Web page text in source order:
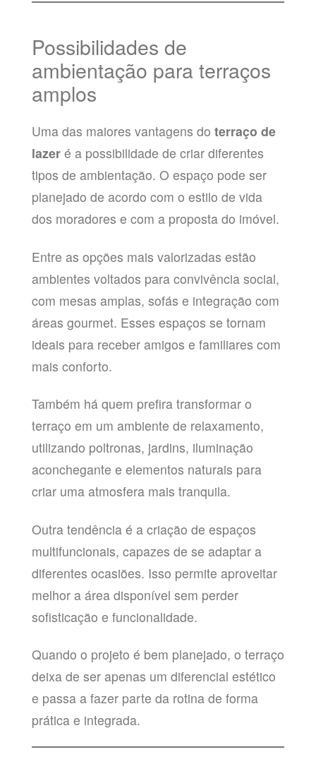
Possibilidades de
ambientação para terraços
amplos
Uma das maiores vantagens do terraço de
lazeré a possibilidade de criar diferentes
tipos de ambientação. O espaço pode ser
planejado de acordo com o estilo de vida
dos moradores e com a proposta do imóvel.
Entre as opções mais valorizadas estão
ambientes voltados para convivência social,
com mesas amplas, sofás e integração com
áreas gourmet. Esses espaços se tornam
ideais para receber amigos e familiares com
mais conforto.
Também há quem prefira transformar o
terraço em um ambiente de relaxamento,
utilizando poltronas, jardins, iluminação
aconchegante e elementos naturais para
criar uma atmosfera mais tranquila.
Outra tendência é a criação de espaços
multifuncionais, capazes de se adaptar a
diferentes ocasiões. Isso permite aproveitar
melhor a área disponível sem perder
sofisticação e funcionalidade.
Quando o projeto é bem planejado, o terraço
deixa de ser apenas um diferencial estético
e passa a fazer parte da rotina de forma
prática e integrada.